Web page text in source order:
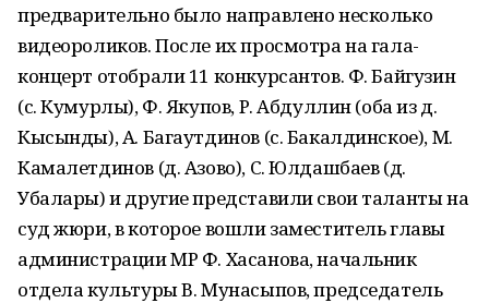
предварительно было направлено несколько
видеороликов. После их просмотра на гала-
концерт отобрали 11 конкурсантов. Ф. Байгузин
(с. Кумурлы), Ф. Якупов, Р. Абдуллин (оба из д.
Кысынды), А. Багаутдинов (с. Бакалдинское), М.
Камалетдинов (д. Азово), С. Юлдашбаев (д.
Убалары) и другие представили свои таланты на
суд жюри, в которое вошли заместитель главы
администрации МР Ф. Хасанова, начальник
отдела культуры В. Мунасыпов, председатель